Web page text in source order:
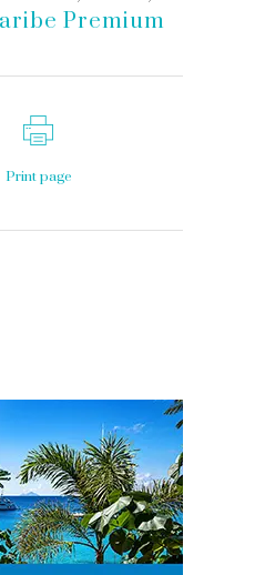
Premium
Print page